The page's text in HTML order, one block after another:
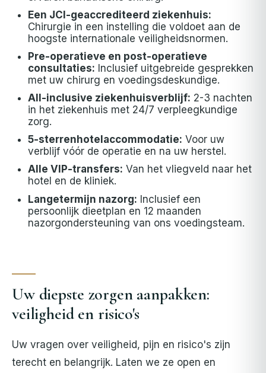
Een JCI-geaccrediteerd ziekenhuis:
Chirurgie in een instelling die voldoet aan de
hoogste internationale veiligheidsnormen.
Pre-operatieve en post-operatieve
consultaties: Inclusief uitgebreide gesprekken
met uw chirurg en voedingsdeskundige.
All-inclusive ziekenhuisverblijf: 2-3 nachten
in het ziekenhuis met 24/7 verpleegkundige
zorg.
5-sterrenhotelaccommodatie: Voor uw
verblijf vóór de operatie en na uw herstel.
Alle VIP-transfers: Van het vliegveld naar het
hotel en de kliniek.
Langetermijn nazorg: Inclusief een
persoonlijk dieetplan en 12 maanden
nazorgondersteuning van ons voedingsteam.
Uw diepste zorgen aanpakken:
veiligheid en risico's
Uw vragen over veiligheid, pijn en risico's zijn
terecht en belangrijk. Laten we ze open en